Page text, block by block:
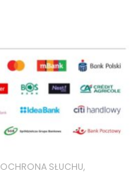
OCHRONA SŁUCHU,